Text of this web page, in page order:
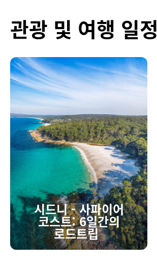
관광 및 여행 일정
시드니 ‑ 사파이어
코스트: 6일간의
로드트립